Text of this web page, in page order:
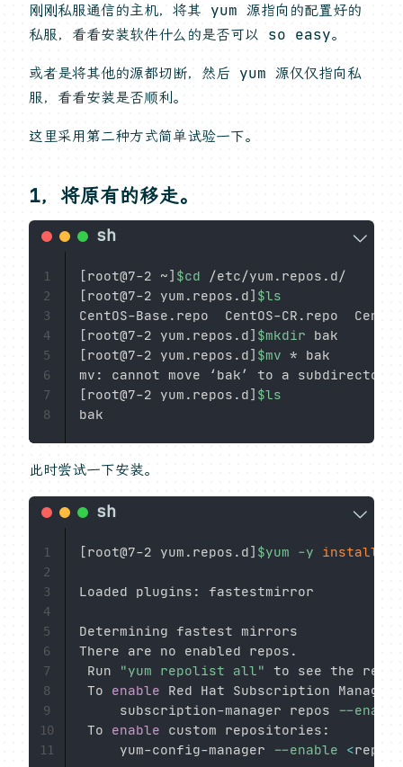
刚刚私服通信的主机，将其 yum 源指向的配置好的
私服，看看安装软件什么的是否可以 so easy。
或者是将其他的源都切断，然后 yum 源仅仅指向私
服，看看安装是否顺利。
这里采用第二种方式简单试验一下。
1，将原有的移走。
[root@7-2 ~] $cd
[root@7-2 yum.repos.d] $ls
[root@7-2 yum.repos.d] $mkdir
[root@7-2 yum.repos.d] $mv * bak
[root@7-2 yum.repos.d] $ls
1
2
3
4
5
6
7
8
此时尝试一下安装。
[root@7-2 yum.repos.d] $yum -y install
Loaded plugins: fastestmirror
Determining fastest mirrors
There are no enabled repos.
Run
"yum repolist all"
to see the
To enable Red Hat Subscription
     subscription-manager repos
--enable
To enable custom repositories:
     yum-config-manager
--enable <repo
1
2
3
4
5
6
7
8
9
10
11